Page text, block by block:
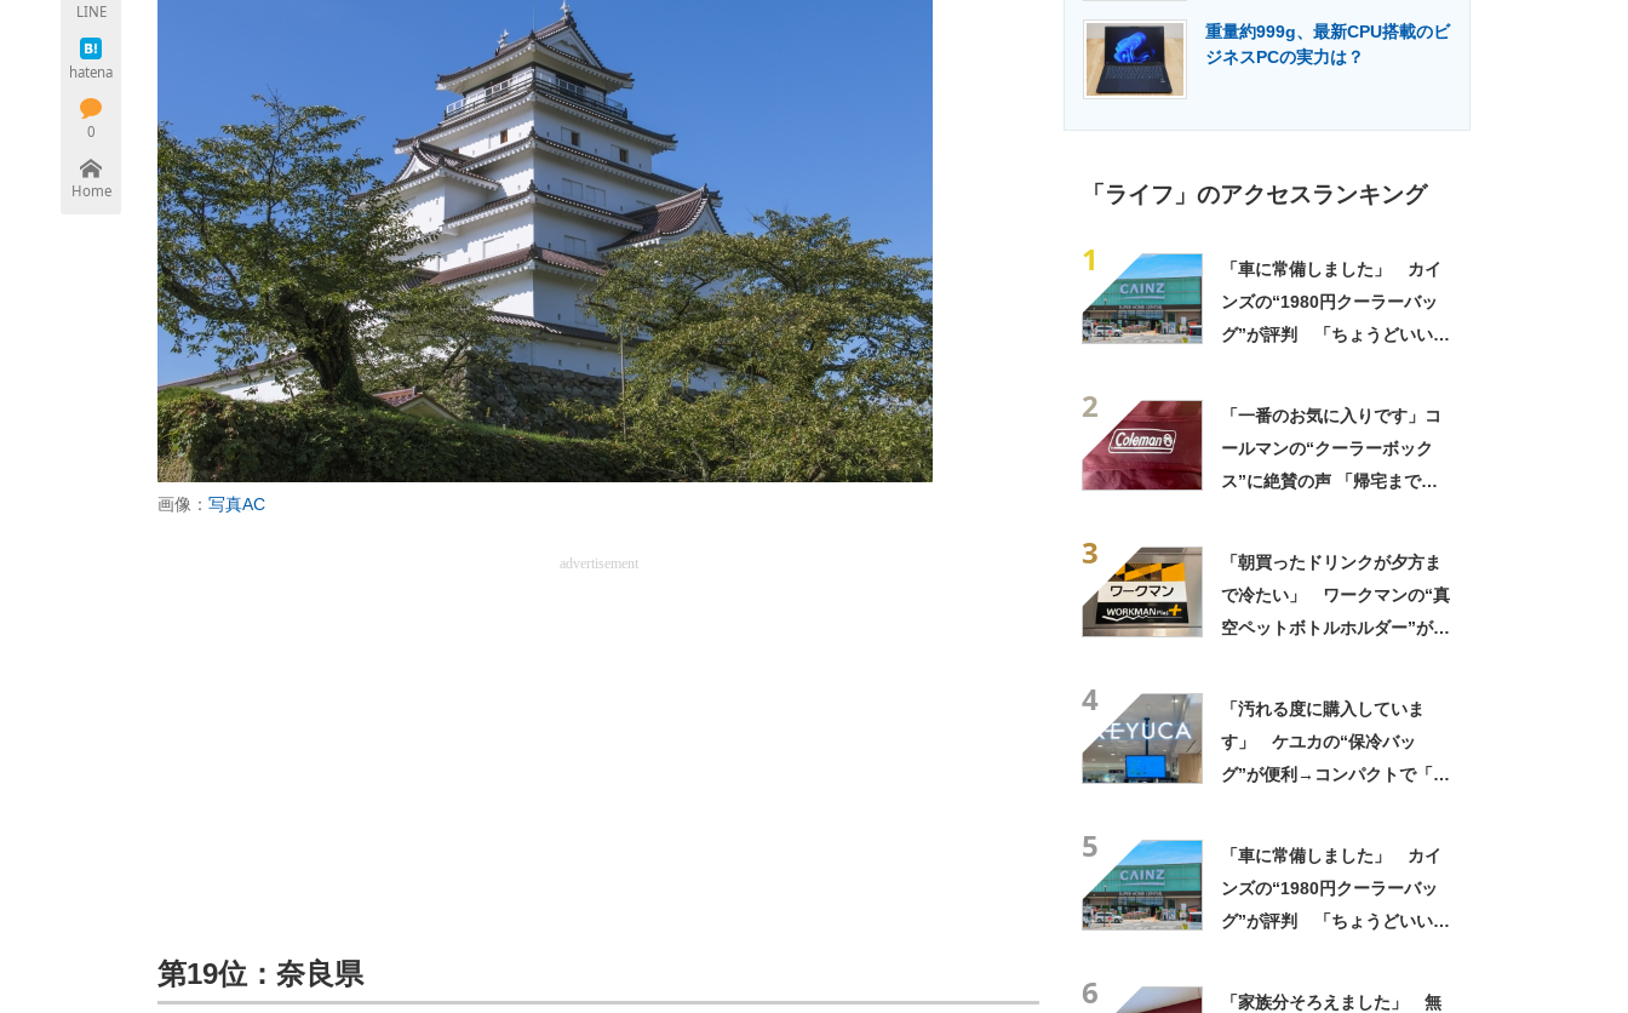
LINE
hatena
0
Home
画像： 写真AC
advertisement
第19位：奈良県
重量約999g、最新CPU搭載のビ
ジネスPCの実力は？
「ライフ」のアクセスランキング
1
「車に常備しました」 カイ
ンズの“1980円クーラーバッ
グ”が評判 「ちょうどいい大
2
「一番のお気に入りです」コ
ールマンの“クーラーボック
ス”に絶賛の声 「帰宅まで冷
3
「朝買ったドリンクが夕方ま
で冷たい」 ワークマンの“真
空ペットボトルホルダー”が大
4
「汚れる度に購入していま
す」 ケユカの“保冷バッ
グ”が便利→コンパクトで「ち
5
「車に常備しました」 カイ
ンズの“1980円クーラーバッ
グ”が評判 「ちょうどいい大
6
「家族分そろえました」 無